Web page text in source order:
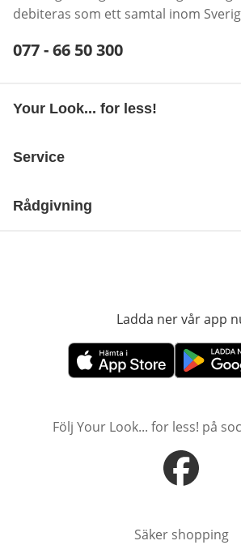
debiteras som ett samtal inom
Telefonnummer:
077 - 66 50 300
Your Look... for less!
Service
Rådgivning
Ladda ner vår app
öppnas i nytt fönsteröppnas i
Följ Your Look... for less! på
öppnas i
Säker shopping